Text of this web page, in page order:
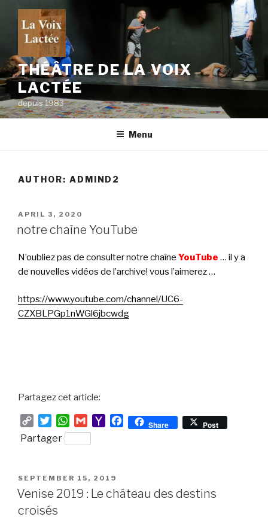
content
THÉÂTRE DE LA VOIX
LACTÉE
depuis 1983
Menu
AUTHOR: ADMIND2
POSTED
APRIL 3, 2020
notre chaîne YouTube
N’oubliez pas de consulter notre chaîne YouTube … il y a
de nouvelles vidéos de l’archive! vous l’aimerez …
https://www.youtube.com/channel/UC6-
CZXBLPGp1nWGl6jbcwdg
Partagez cet article:
o
n
k
r
W
h
a
p
m
a
Y
a
F
o
Share Post
Partager
POSTED
ON
SEPTEMBER 15, 2019
Venise 2019 : Le château des destins
croisés